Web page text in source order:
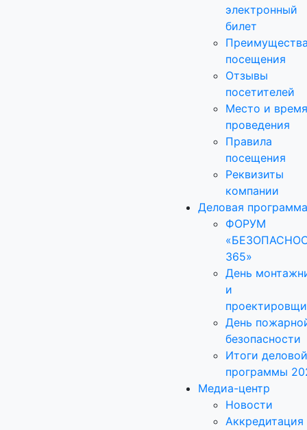
электронный
билет
посещения
Отзывы
посетителей
Место и время
проведения
Правила
посещения
Реквизиты
компании
Деловая программа
ФОРУМ
365»
День
и
День
безопасности
Итоги деловой
программы
Медиа-центр
Новости
Аккредитация